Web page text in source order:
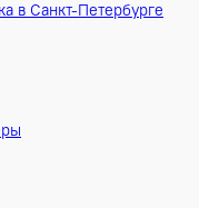
в Санкт-Петербурге